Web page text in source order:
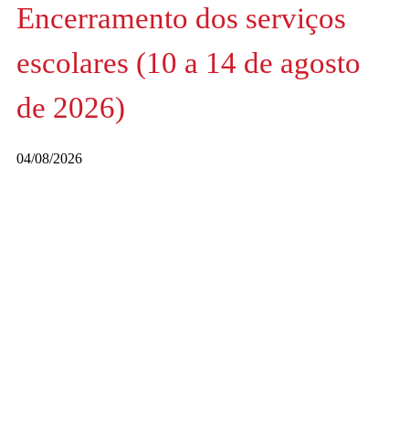
Encerramento dos serviços
escolares (10 a 14 de agosto
de 2026)
04/08/2026